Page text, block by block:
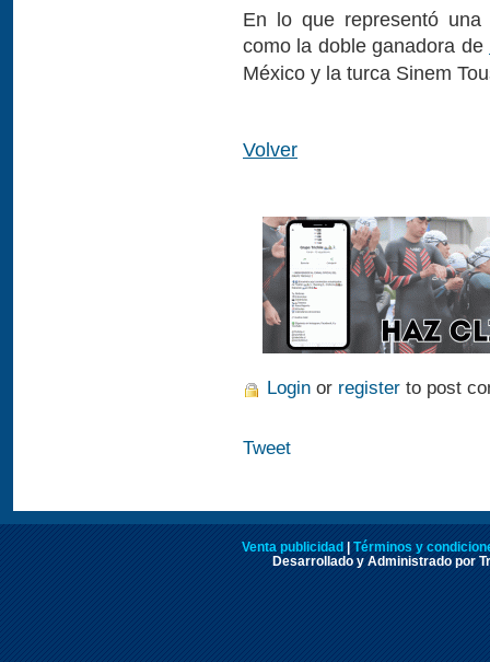
En lo que representó
como la doble ganadora de
México y la turca Sinem
Volver
Login or register to post
Tweet
Venta publicidad | Términos y
Desarrollado y Administrado por